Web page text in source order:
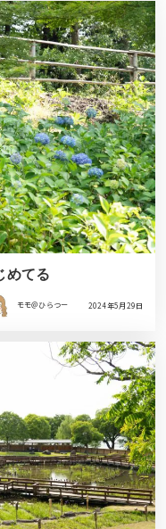
めてる
モモ＠ひらつー 2024年5月29日